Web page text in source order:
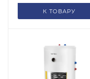
К ТОВАРУ